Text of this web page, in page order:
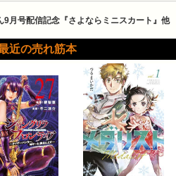
月号配信記念『さよならミニスカート』他
近の売れ筋本